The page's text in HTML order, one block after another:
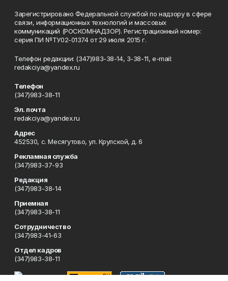
Зарегистрировано Федеральной службой по надзору в сфере
связи, информационных технологий и массовых
коммуникаций (РОСКОМНАДЗОР). Регистрационный номер:
серия ПИ №ТУ02-01374 от 29 июля 2015 г.
Телефон редакции: (347)983-38-14, 3-38-11, e-mail:
redakciya@yandex.ru
Телефон
(347)983-38-11
Эл. почта
redakciya@yandex.ru
Адрес
452530, с. Месягутово, ул. Крупской, д. 6
Рекламная служба
(347)983-37-93
Редакция
(347)983-38-14
Приемная
(347)983-38-11
Сотрудничество
(347)983-41-63
Отдел кадров
(347)983-38-11